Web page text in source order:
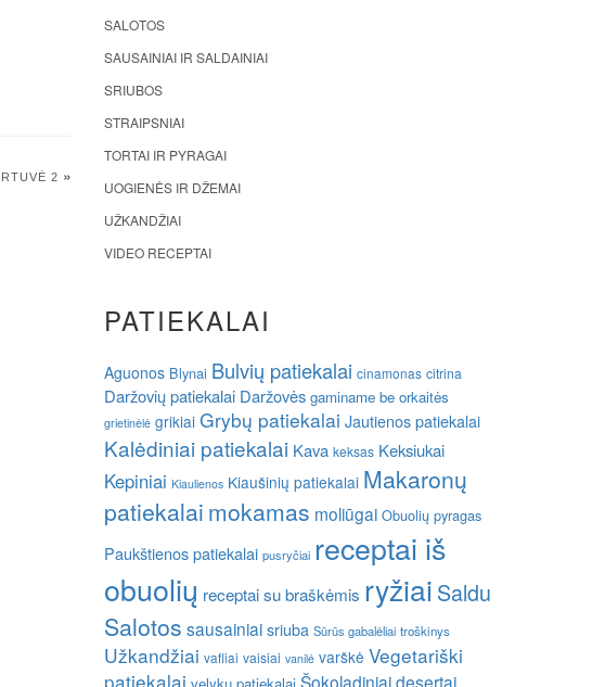
2 »
SALOTOS
SAUSAINIAI IR SALDAINIAI
SRIUBOS
STRAIPSNIAI
TORTAI IR PYRAGAI
UOGIENĖS IR DŽEMAI
UŽKANDŽIAI
VIDEO RECEPTAI
PATIEKALAI
Aguonos Blynai Bulvių patiekalai cinamonas citrina
Daržovių patiekalai Daržovės gaminame be orkaitės
grietinėlė grikiai Grybų patiekalai Jautienos patiekalai
Kalėdiniai patiekalai Kava keksas Keksiukai
Kepiniai Kiaulienos Kiaušinių patiekalai Makaronų
patiekalai mokamas moliūgai Obuolių pyragas
Paukštienos patiekalai pusryčiai receptai iš
obuolių receptai su braškėmis ryžiai Saldu
Salotos sausainiai sriuba Sūrūs gabalėliai troškinys
Užkandžiai vafliai vaisiai vanilė varškė Vegetariški
patiekalai
Šokoladiniai desertai